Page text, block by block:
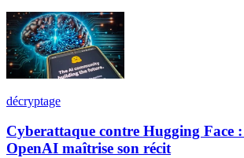
décryptage
Cyberattaque contre Hugging Face
OpenAI maîtrise son récit